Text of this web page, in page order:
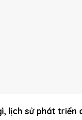
lịch sử phát triển